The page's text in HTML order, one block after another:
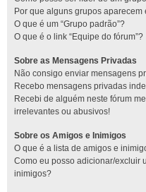
Por que alguns grupos aparecem
O que é um “Grupo padrão”?
O que é o link “Equipe do fórum”?
Sobre as Mensagens Privadas
Não consigo enviar mensagens
Recebo mensagens privadas
Recebi de alguém neste fórum
irrelevantes ou abusivos!
Sobre os Amigos e Inimigos
O que é a lista de amigos e
Como eu posso adicionar/excluir
inimigos?